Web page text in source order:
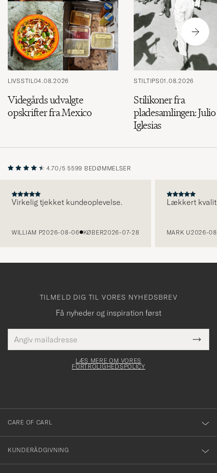
LIVSSTIL 04.08.2026
Videgårds udvalgte
opskrifter fra Mexico
STILTIPS01.08.2026
Stilikoner fra
pladesamlingen: Julio
Iglesias
4.70/5 5599 BEDØMMELSER
Virkelig tjekket kundeoplevelse.
WILLIAM P2026-08-06 KØBER2026-07-28
Lækkert
MARK U2026-
TILMELD DIG TIL VORES NYHEDSBREV
Få nyheder og inspiration først
mailadresse
skal
Tack
för
dig
till
vårt
nyhetsbrev!
LÆS MERE OM VORES
FORTROLIGHEDSPOLICY
CARE OF CARL
KUNDERÅDGIVNING